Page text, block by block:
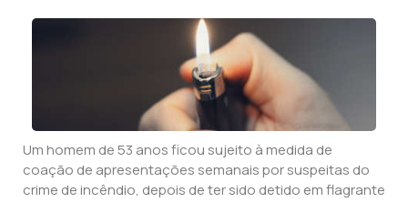
Um homem de 53 anos ficou sujeito à medida de
coação de apresentações semanais por suspeitas do
crime de incêndio, depois de ter sido detido em flagrante